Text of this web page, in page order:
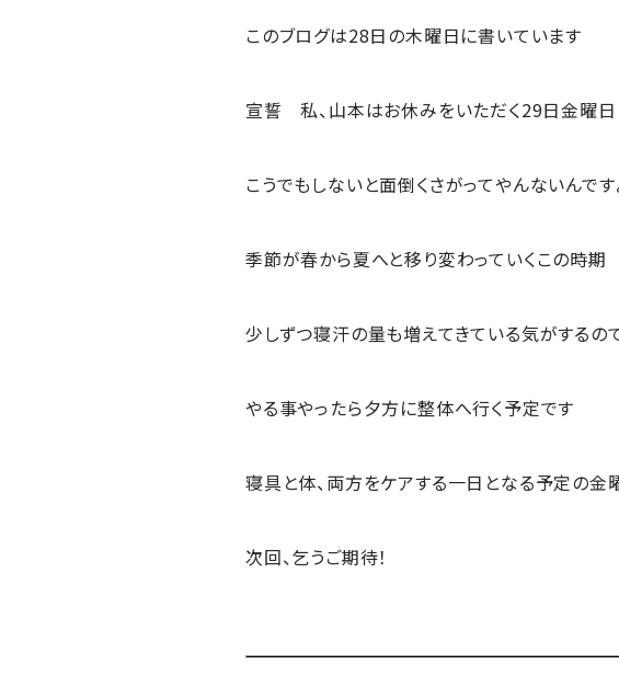
このブログは28日の木曜日に書いています
宣誓 私、山本はお休みをいただく29日金曜日
こうでもしないと面倒くさがってやんないんで
季節が春から夏へと移り変わっていくこの時期
少しずつ寝汗の量も増えてきている気がするの
やる事やったら夕方に整体へ行く予定です
寝具と体、両方をケアする一日となる予定の金
次回、乞うご期待！